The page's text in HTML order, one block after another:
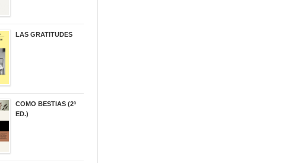
LAS GRATITUDES
COMO BESTIAS (2ª
ED.)